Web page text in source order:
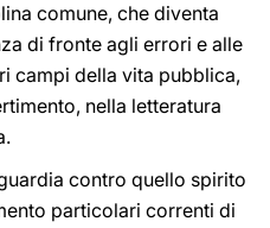
comune, che diventa
di fronte agli errori e alle
campi della vita pubblica,
nella letteratura
contro quello spirito
particolari correnti di